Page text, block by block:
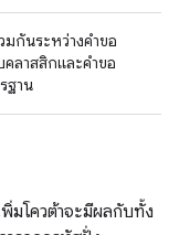
มกันระหว่างคำขอ
ลาสสิกและคำขอ
ฐาน
มโควต้าจะมีผลกับทั้ง